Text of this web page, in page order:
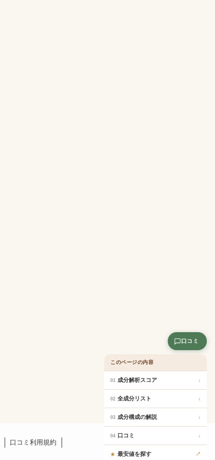
口コミ利用規約
口コミ
このページの内容
01 成分解析スコア ↓
02 全成分リスト ↓
03 成分構成の解説 ↓
04 口コミ ↓
★ 最安値を探す ↗